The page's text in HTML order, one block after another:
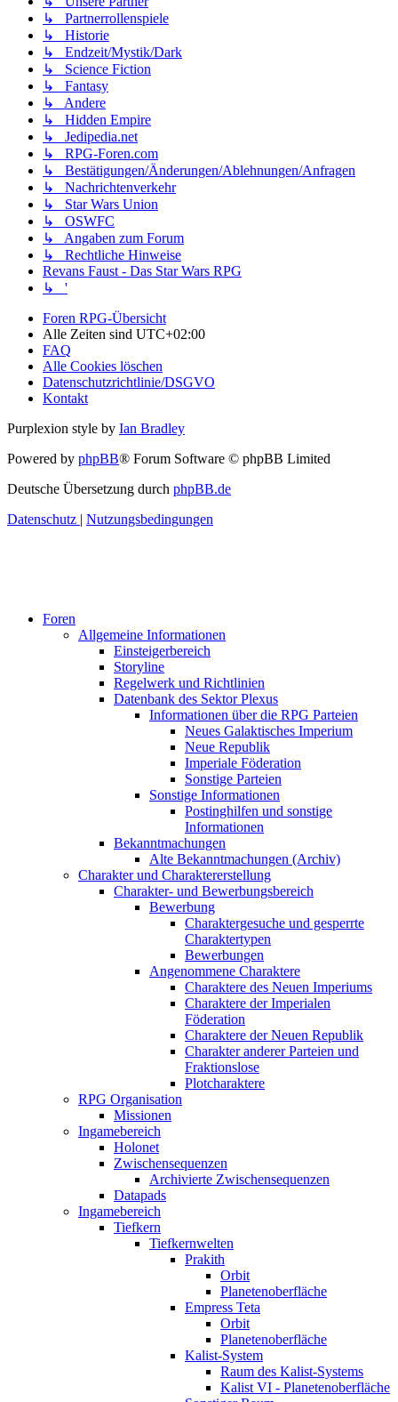
↳ Partnerrollenspiele
↳ Historie
↳ Endzeit/Mystik/Dark
↳ Science Fiction
↳ Fantasy
↳ Andere
↳ Hidden Empire
↳ Jedipedia.net
↳ RPG-Foren.com
↳ Bestätigungen/Änderungen/Ablehnungen/Anfragen
↳ Nachrichtenverkehr
↳ Star Wars Union
↳ OSWFC
↳ Angaben zum Forum
↳ Rechtliche Hinweise
Revans Faust - Das Star Wars RPG
↳ '
Foren RPG-Übersicht
Alle Zeiten sind UTC+02:00
FAQ
Alle Cookies löschen
Datenschutzrichtlinie/DSGVO
Kontakt
Purplexion style by Ian Bradley
Powered by phpBB® Forum Software © phpBB Limited
Deutsche Übersetzung durch phpBB.de
Datenschutz | Nutzungsbedingungen
Foren
Allgemeine Informationen
Einsteigerbereich
Storyline
Regelwerk und Richtlinien
Datenbank des Sektor Plexus
Informationen über die RPG Parteien
Neues Galaktisches Imperium
Neue Republik
Imperiale Föderation
Sonstige Parteien
Sonstige Informationen
Postinghilfen und sonstige
Informationen
Bekanntmachungen
Alte Bekanntmachungen (Archiv)
Charakter und Charaktererstellung
Charakter- und Bewerbungsbereich
Bewerbung
Charaktergesuche und gesperrte
Charaktertypen
Bewerbungen
Angenommene Charaktere
Charaktere des Neuen Imperiums
Charaktere der Imperialen
Föderation
Charaktere der Neuen Republik
Charakter anderer Parteien und
Fraktionslose
Plotcharaktere
RPG Organisation
Missionen
Ingamebereich
Holonet
Zwischensequenzen
Archivierte Zwischensequenzen
Datapads
Ingamebereich
Tiefkern
Tiefkernwelten
Prakith
Orbit
Planetenoberfläche
Empress Teta
Orbit
Planetenoberfläche
Kalist-System
Raum des Kalist-Systems
Kalist VI - Planetenoberfläche